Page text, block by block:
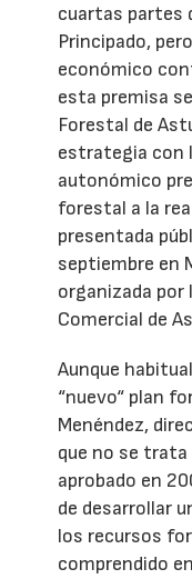
cuartas partes
Principado,
económico
esta premisa
Forestal de
estrategia con
autonómico
forestal a la
presentada
septiembre en
organizada por
Comercial de
Aunque
“nuevo“ plan
Menéndez,
que no se
aprobado en
de desarrollar
los recursos
comprendido